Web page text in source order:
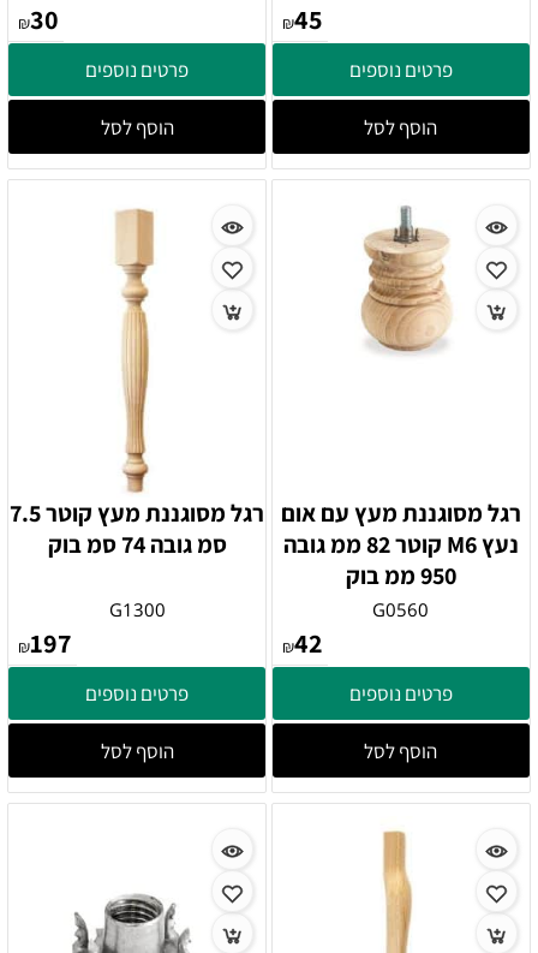
₪45
פרטים נוספים
הוסף לסל
₪30
פרטים נוספים
הוסף לסל
רגל מסוגננת מעץ עם אום
נעץ M6 קוטר 82 ממ גובה
950 ממ בוק
G0560
₪42
פרטים נוספים
הוסף לסל
רגל מסוגננת מעץ קוטר 7.5
סמ גובה 74 סמ בוק
G1300
₪197
פרטים נוספים
הוסף לסל